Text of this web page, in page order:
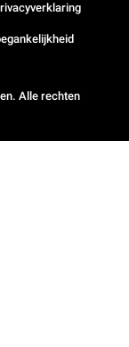
Alle rechten